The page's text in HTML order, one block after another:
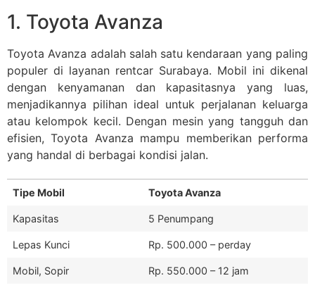
1. Toyota Avanza
Toyota Avanza adalah salah satu kendaraan yang paling
populer di layanan rentcar Surabaya. Mobil ini dikenal
dengan kenyamanan dan kapasitasnya yang luas,
menjadikannya pilihan ideal untuk perjalanan keluarga
atau kelompok kecil. Dengan mesin yang tangguh dan
efisien, Toyota Avanza mampu memberikan performa
yang handal di berbagai kondisi jalan.
Tipe Mobil Toyota Avanza
Kapasitas 5 Penumpang
Lepas Kunci Rp. 500.000 – perday
Mobil, Sopir Rp. 550.000 – 12 jam